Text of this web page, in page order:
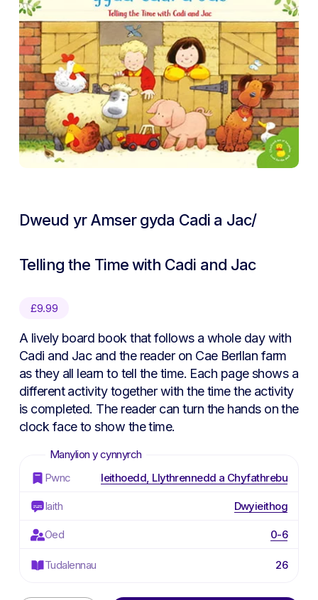
Dweud yr Amser gyda Cadi a Jac/
Telling the Time with Cadi and Jac
£9.99
A lively board book that follows a whole day with
Cadi and Jac and the reader on Cae Berllan farm
as they all learn to tell the time. Each page shows a
different activity together with the time the activity
is completed. The reader can turn the hands on the
clock face to show the time.
Pwnc Ieithoedd, Llythrennedd a Chyfathrebu
Iaith Dwyieithog
Oed 0-6
Tudalennau 26